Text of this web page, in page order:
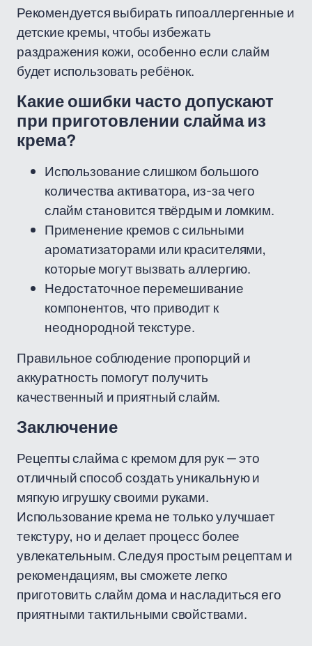
Рекомендуется выбирать гипоаллергенные и
детские кремы, чтобы избежать
раздражения кожи, особенно если слайм
будет использовать ребёнок.
Какие ошибки часто допускают
при приготовлении слайма из
крема?
Использование слишком большого
количества активатора, из-за чего
слайм становится твёрдым и ломким.
Применение кремов с сильными
ароматизаторами или красителями,
которые могут вызвать аллергию.
Недостаточное перемешивание
компонентов, что приводит к
неоднородной текстуре.
Правильное соблюдение пропорций и
аккуратность помогут получить
качественный и приятный слайм.
Заключение
Рецепты слайма с кремом для рук — это
отличный способ создать уникальную и
мягкую игрушку своими руками.
Использование крема не только улучшает
текстуру, но и делает процесс более
увлекательным. Следуя простым рецептам и
рекомендациям, вы сможете легко
приготовить слайм дома и насладиться его
приятными тактильными свойствами.